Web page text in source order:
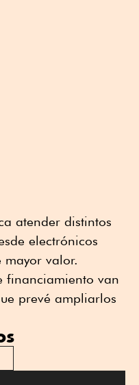
atender distintos
electrónicos
mayor valor.
financiamiento van
prevé ampliarlos